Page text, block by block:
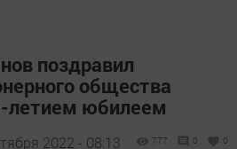
поздравил
общества
летием юбилеем
2022 - 08:13 777 0 0